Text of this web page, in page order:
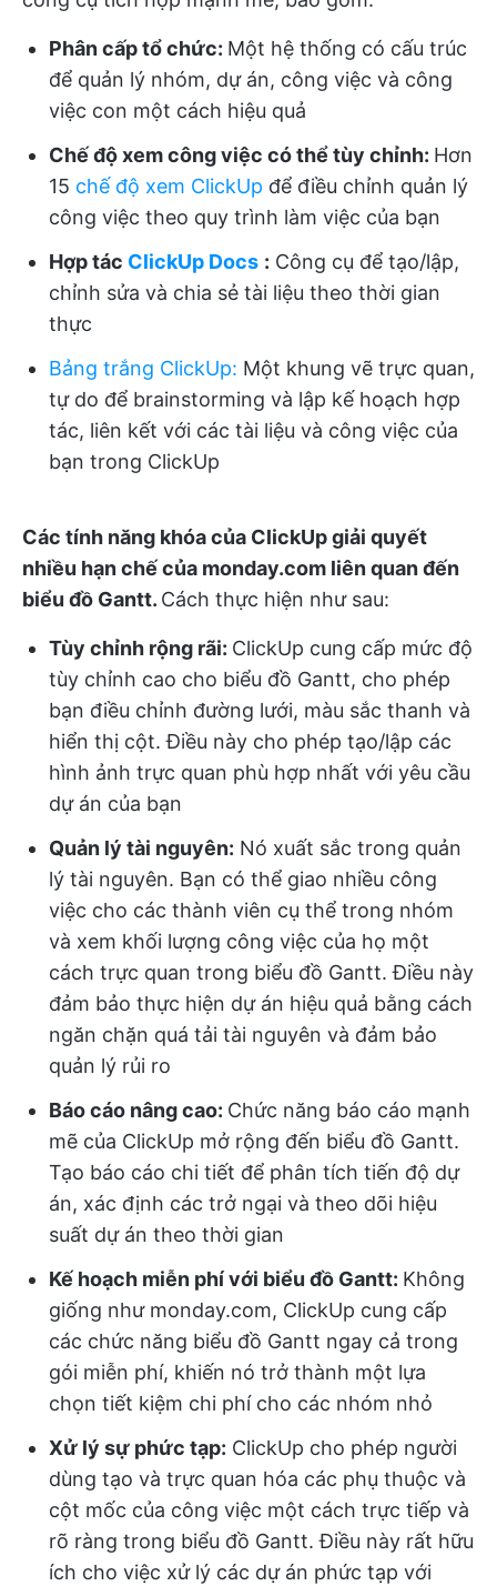
Phân cấp tổ chức: Một hệ thống có cấu trúc
để quản lý nhóm, dự án, công việc và công
việc con một cách hiệu quả
Chế độ xem công việc có thể tùy chỉnh: Hơn
15 chế độ xem ClickUp để điều chỉnh quản lý
công việc theo quy trình làm việc của bạn
Hợp tác ClickUp Docs : Công cụ để tạo/lập,
chỉnh sửa và chia sẻ tài liệu theo thời gian
thực
Bảng trắng ClickUp: Một khung vẽ trực quan,
tự do để brainstorming và lập kế hoạch hợp
tác, liên kết với các tài liệu và công việc của
bạn trong ClickUp
Các tính năng khóa của ClickUp giải quyết
nhiều hạn chế của monday.com liên quan đến
biểu đồ Gantt. Cách thực hiện như sau:
Tùy chỉnh rộng rãi: ClickUp cung cấp mức độ
tùy chỉnh cao cho biểu đồ Gantt, cho phép
bạn điều chỉnh đường lưới, màu sắc thanh và
hiển thị cột. Điều này cho phép tạo/lập các
hình ảnh trực quan phù hợp nhất với yêu cầu
dự án của bạn
Quản lý tài nguyên: Nó xuất sắc trong quản
lý tài nguyên. Bạn có thể giao nhiều công
việc cho các thành viên cụ thể trong nhóm
và xem khối lượng công việc của họ một
cách trực quan trong biểu đồ Gantt. Điều này
đảm bảo thực hiện dự án hiệu quả bằng cách
ngăn chặn quá tải tài nguyên và đảm bảo
quản lý rủi ro
Báo cáo nâng cao: Chức năng báo cáo mạnh
mẽ của ClickUp mở rộng đến biểu đồ Gantt.
Tạo báo cáo chi tiết để phân tích tiến độ dự
án, xác định các trở ngại và theo dõi hiệu
suất dự án theo thời gian
Kế hoạch miễn phí với biểu đồ Gantt: Không
giống như monday.com, ClickUp cung cấp
các chức năng biểu đồ Gantt ngay cả trong
gói miễn phí, khiến nó trở thành một lựa
chọn tiết kiệm chi phí cho các nhóm nhỏ
Xử lý sự phức tạp: ClickUp cho phép người
dùng tạo và trực quan hóa các phụ thuộc và
cột mốc của công việc một cách trực tiếp và
rõ ràng trong biểu đồ Gantt. Điều này rất hữu
ích cho việc xử lý các dự án phức tạp với